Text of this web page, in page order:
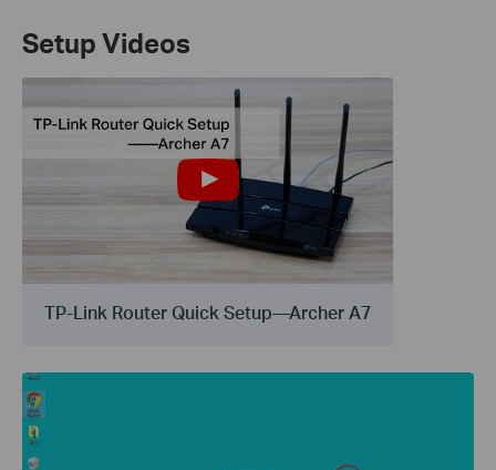
Setup Videos
TP-Link Router Quick Setup—Archer A7